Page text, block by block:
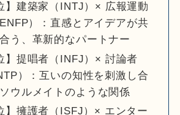
】建築家（INTJ）× 広報運動
）：直感とアイデアが共
う、革新的なパートナー
】提唱者（INFJ）× 討論者
）：互いの知性を刺激し合
ウルメイトのような関係
】擁護者（ISFJ）× エンター